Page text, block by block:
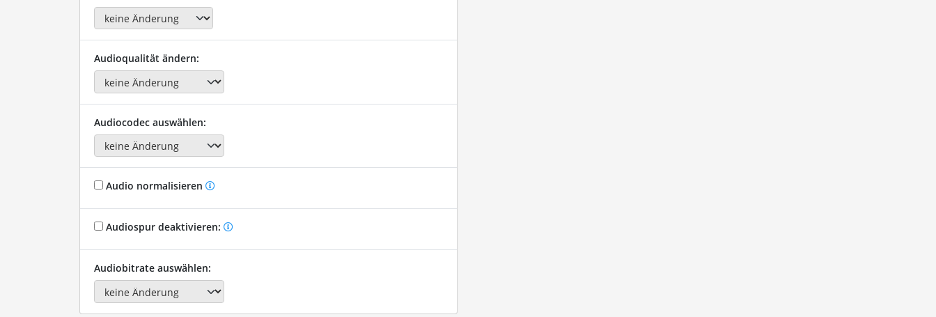
Audioqualität ändern:
Audiocodec auswählen:
Audio normalisieren
Audiospur deaktivieren:
Audiobitrate auswählen: